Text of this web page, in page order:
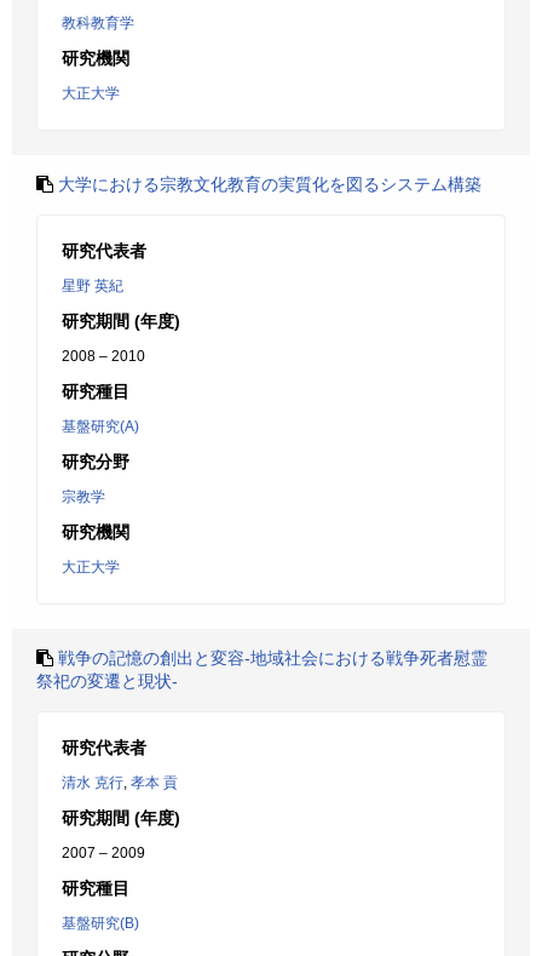
教科教育学
研究機関
大正大学
大学における宗教文化教育の実質化を図るシステム構築
研究代表者
星野 英紀
研究期間 (年度)
2008 – 2010
研究種目
基盤研究(A)
研究分野
宗教学
研究機関
大正大学
戦争の記憶の創出と変容-地域社会における戦争死者慰霊
祭祀の変遷と現状-
研究代表者
清水 克行, 孝本 貢
研究期間 (年度)
2007 – 2009
研究種目
基盤研究(B)